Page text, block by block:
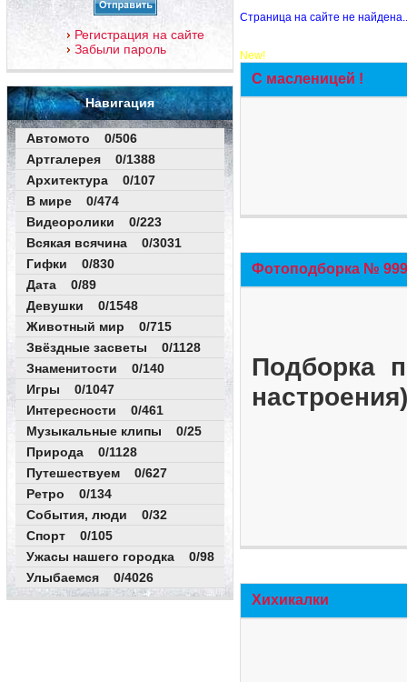
Регистрация на сайте
Забыли пароль
Навигация
Автомото 0/506
Артгалерея 0/1388
Архитектура 0/107
В мире 0/474
Видеоролики 0/223
Всякая всячина 0/3031
Гифки 0/830
Дата 0/89
Девушки 0/1548
Животный мир 0/715
Звёздные засветы 0/1128
Знаменитости 0/140
Игры 0/1047
Интересности 0/461
Музыкальные клипы 0/25
Природа 0/1128
Путешествуем 0/627
Ретро 0/134
События, люди 0/32
Спорт 0/105
Ужасы нашего городка 0/98
Улыбаемся 0/4026
Страница на сайте не
New!
С масленицей !
Фотоподборка №
Подборка
Хихикалки